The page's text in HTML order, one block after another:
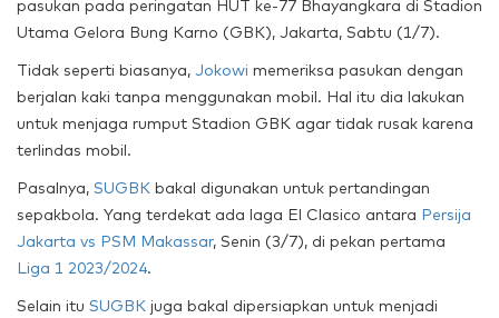
pasukan pada peringatan HUT ke-77 Bhayangkara di Stadion
Utama Gelora Bung Karno (GBK), Jakarta, Sabtu (1/7).
Tidak seperti biasanya, Jokowi memeriksa pasukan dengan
berjalan kaki tanpa menggunakan mobil. Hal itu dia lakukan
untuk menjaga rumput Stadion GBK agar tidak rusak karena
terlindas mobil.
Pasalnya, SUGBK bakal digunakan untuk pertandingan
sepakbola. Yang terdekat ada laga El Clasico antara Persija
Jakarta vs PSM Makassar, Senin (3/7), di pekan pertama
Liga 1 2023/2024.
Selain itu SUGBK juga bakal dipersiapkan untuk menjadi